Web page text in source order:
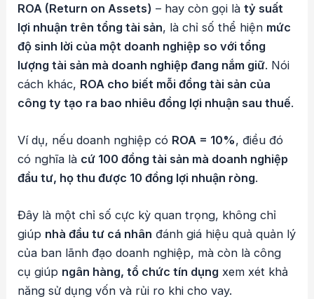
ROA (Return on Assets) – hay còn gọi làtỷ suất
lợi nhuận trên tổng tài sản, là chỉ số thể hiện mức
độ sinh lời của một doanh nghiệp so với tổng
lượng tài sản mà doanh nghiệp đang nắm giữ. Nói
cách khác, ROA cho biết mỗi đồng tài sản của
công ty tạo ra bao nhiêu đồng lợi nhuận sau thuế.
Ví dụ, nếu doanh nghiệp có ROA = 10%, điều đó
có nghĩa là cứ 100 đồng tài sản mà doanh nghiệp
đầu tư, họ thu được 10 đồng lợi nhuận ròng.
Đây là một chỉ số cực kỳ quan trọng, không chỉ
giúp nhà đầu tư cá nhân đánh giá hiệu quả quản lý
của ban lãnh đạo doanh nghiệp, mà còn là công
cụ giúp ngân hàng, tổ chức tín dụng xem xét khả
năng sử dụng vốn và rủi ro khi cho vay.